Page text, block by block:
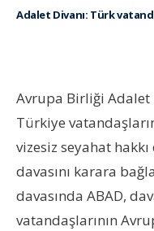
Adalet Divanı: Türk
Avrupa Birliği Adalet
Türkiye
vizesiz seyahat
davasını karara
davasında ABAD,
vatandaşlarının